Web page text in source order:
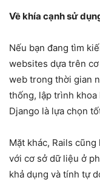
Về khía cạnh sử
Nếu bạn đang tìm
websites dựa trên
web trong thời gian
thống, lập trình
Django là lựa chọn
Mặt khác, Rails
với cơ sở dữ liệu ở
khả dụng và tính tự